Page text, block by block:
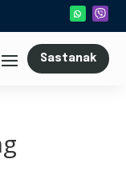
Sastanak